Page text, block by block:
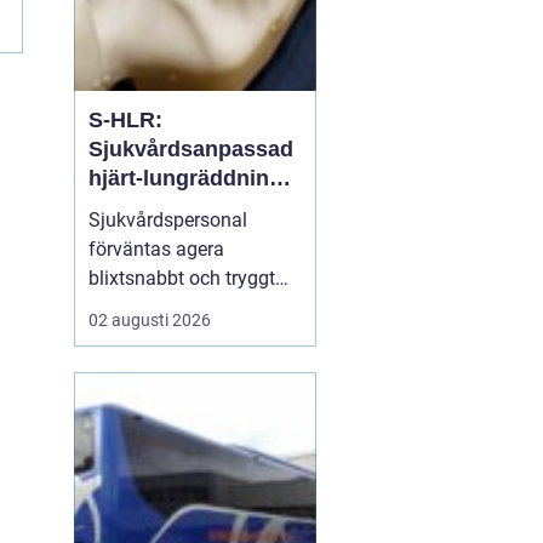
S-HLR:
Sjukvårdsanpassad
hjärt-lungräddning
som räddar liv
Sjukvårdspersonal
förväntas agera
blixtsnabbt och tryggt
när en patient drabbas
av hjärtstopp. Då räcker
fördjupad form av hjärt-
lungräddning som ä...
02 augusti 2026